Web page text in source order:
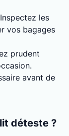
Inspectez les
vos bagages
prudent
avant de
déteste ?